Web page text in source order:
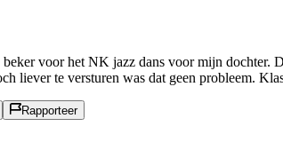
voor het NK jazz dans voor mijn
liever te versturen was dat geen probleem.
Rapporteer